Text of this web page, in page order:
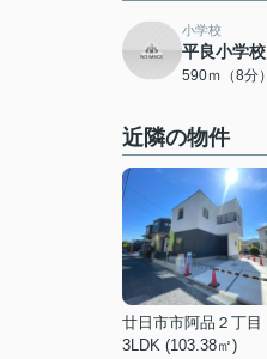
小学校
平良小学校
590ｍ（8分）
近隣の物件
廿日市市阿品２丁目
3LDK (103.38㎡)